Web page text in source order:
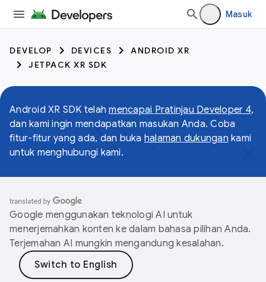
Masuk
DEVELOP DEVICES
ANDROID XR
JETPACK XR SDK
Android XR SDK telahmencapai Pratinjau Developer 4,
dan kami ingin mendapatkan masukan Anda. Coba
fitur-fitur yang ada, dan buka halaman dukungan kami
untuk menghubungi kami.
Google menggunakan teknologi AI untuk
menerjemahkan konten ke dalam bahasa pilihan Anda.
Terjemahan AI mungkin mengandung kesalahan.